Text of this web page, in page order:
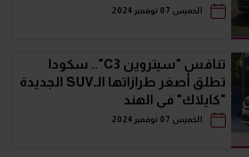
الخميس 07 نوفمبر 2024
تنافس "سيتروين C3".. سكودا
تطلق أصغر طرازاتها الـSUV الجديدة
"كايلاك" في الهند
الخميس 07 نوفمبر 2024